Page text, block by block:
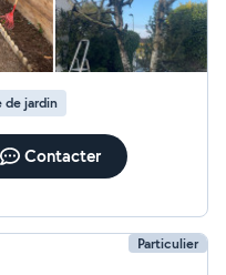
de jardin
Contacter
Particulier